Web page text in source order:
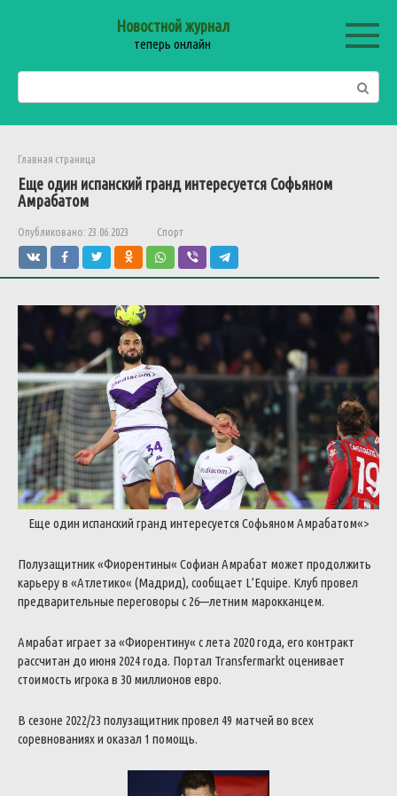
Новостной журнал
теперь онлайн
Главная страница
Еще один испанский гранд интересуется Софьяном
Амрабатом
Опубликовано: 23.06.2023 Спорт
Еще один испанский гранд интересуется Софьяном Амрабатом«>
Полузащитник«Фиорентины« Софиан Амрабат может продолжить
карьерув «Атлетико« (Мадрид), сообщает L’Equipe. Клуб провел
предварительные переговоры с 26—летним марокканцем.
Амрабат играет за «Фиорентину« слета 2020года, его контракт
рассчитан до июня 2024года. Портал Transfermarkt оценивает
стоимость игрока в 30 миллионов евро.
В сезоне 2022/23 полузащитникпровел 49 матчей во всех
соревнованияхи оказал 1 помощь.